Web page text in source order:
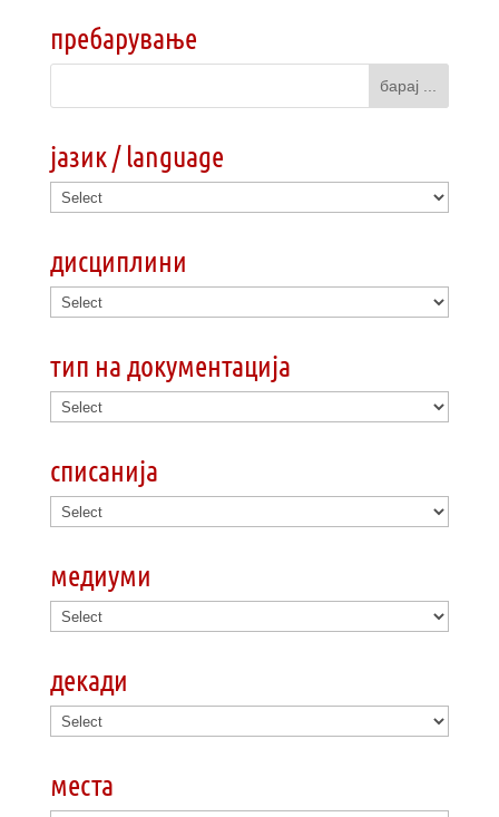
пребарување
јазик / language
дисциплини
тип на документација
списанија
медиуми
декади
места